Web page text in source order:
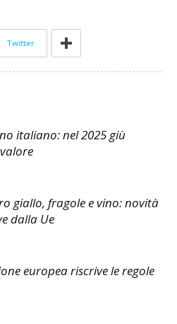
Twitter
italiano: nel 2025 giù
giallo, fragole e vino: novità
dalla Ue
europea riscrive le regole